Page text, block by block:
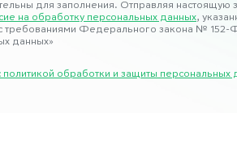
для заполнения. Отправляя настоящую
на обработку персональных данных,
с требованиями Федерального закона №
данных»
политикой обработки и защиты